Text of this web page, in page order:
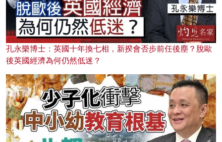
孔永樂博士：英國十年換七相，新揆會否步前任後塵？脫歐
後英國經濟為何仍然低迷？